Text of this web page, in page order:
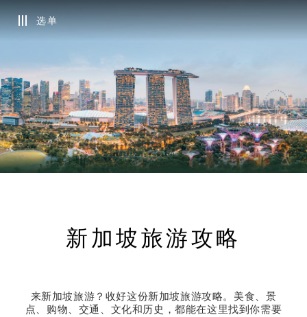
选单
新加坡旅游攻略
来新加坡旅游？收好这份新加坡旅游攻略。美食、景
点、购物、交通、文化和历史，都能在这里找到你需要